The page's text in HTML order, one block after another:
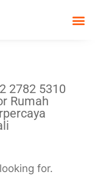
2782 5310
Rumah
for.